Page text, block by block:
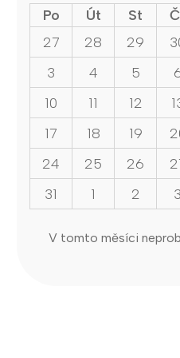
Po Út St
27
28 29
3
4 5
10
11 12
17
18 19
24
25 26
31
1 2 3
V tomto měsíci